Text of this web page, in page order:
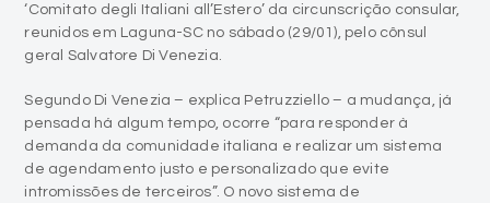
‘Comitato degli Italiani all’Estero’ da circunscrição consular,
reunidos em Laguna-SC no sábado (29/01), pelo cônsul
geral Salvatore Di Venezia.
Segundo Di Venezia – explica Petruzziello – a mudança, já
pensada há algum tempo, ocorre “para responder à
demanda da comunidade italiana e realizar um sistema
de agendamento justo e personalizado que evite
intromissões de terceiros”. O novo sistema de